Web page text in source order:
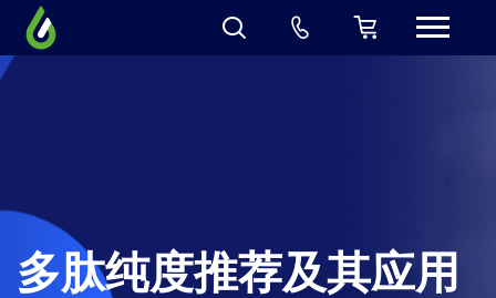
多肽纯度推荐及其应用